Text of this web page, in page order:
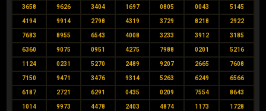
3658 9626 3404 1697 0805 0043 5145
4194 9914 2798 4319 3729 8218 2922
7683 8955 6543 4008 3233 3912 3185
6360 9075 0951 4275 7988 0201 5216
1124 0231 5270 2489 9207 2665 7608
7150 9471 3476 9314 5263 6249 6566
6187 2721 6291 0435 0209 7554 8643
1014 9973 4478 2403 4874 1173 1728